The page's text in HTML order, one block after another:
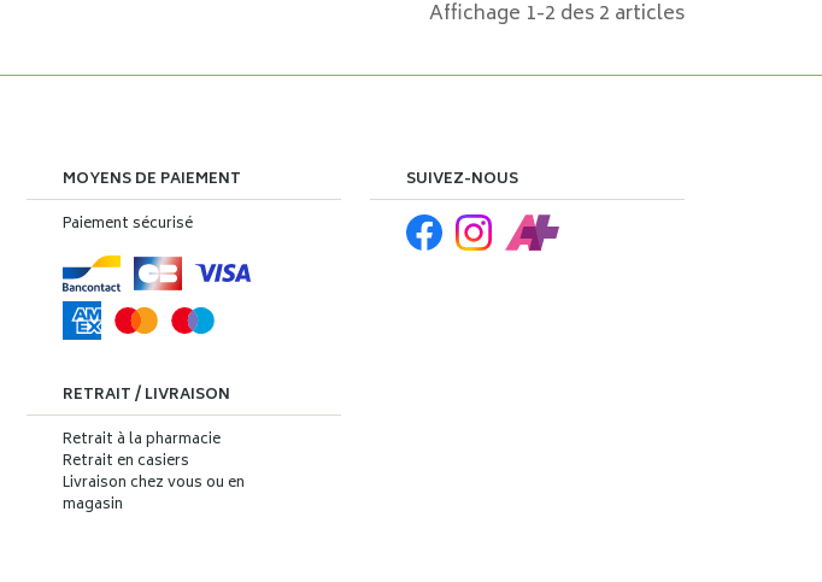
Affichage 1-2 des 2 articles
MOYENS DE PAIEMENT
Paiement sécurisé
RETRAIT / LIVRAISON
Retrait à la pharmacie
Retrait en casiers
Livraison chez vous ou en
magasin
SUIVEZ-NOUS